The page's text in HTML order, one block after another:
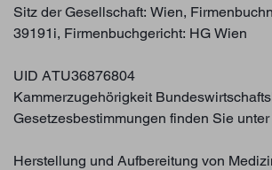
Sitz der Gesellschaft: Wien,
39191i, Firmenbuchgericht: HG Wien
UID ATU36876804
Kammerzugehörigkeit
Gesetzesbestimmungen finden Sie unter
Herstellung und Aufbereitung von